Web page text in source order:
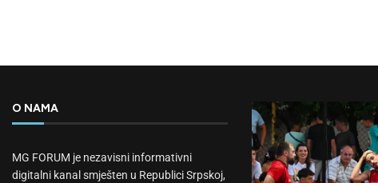
O NAMA
MG FORUM je nezavisni informativni
digitalni kanal smješten u Republici Srpskoj,